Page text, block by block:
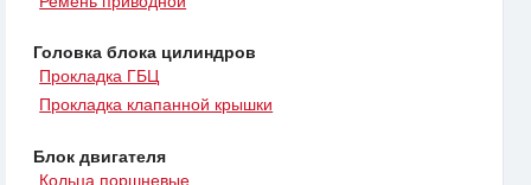
Головка блока цилиндров
Прокладка ГБЦ
Прокладка клапанной крышки
Блок двигателя
Кольца поршневые